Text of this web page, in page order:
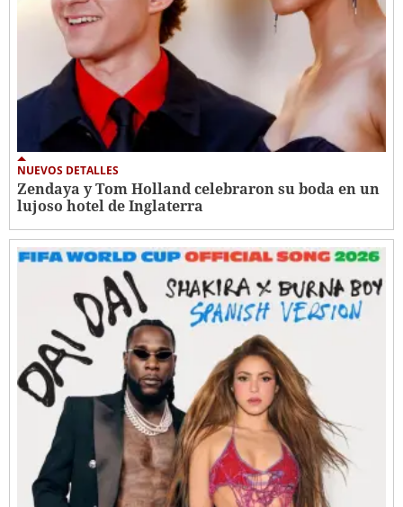
NUEVOS DETALLES
Zendaya y Tom Holland celebraron su boda en un
lujoso hotel de Inglaterra